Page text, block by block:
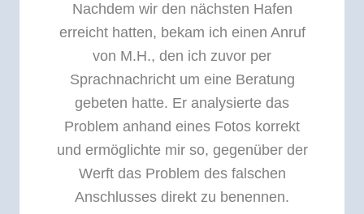
Nachdem wir den nächsten Hafen
erreicht hatten, bekam ich einen Anruf
von M.H., den ich zuvor per
Sprachnachricht um eine Beratung
gebeten hatte. Er analysierte das
Problem anhand eines Fotos korrekt
und ermöglichte mir so, gegenüber der
Werft das Problem des falschen
Anschlusses direkt zu benennen.